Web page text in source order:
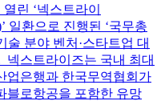
린 ‘넥스트라이
일환으로 진행된 ‘국무총
술 분야 벤처·스타트업 대
넥스트라이즈는 국내 최대
업은행과 한국무역협회가
블로항공을 포함한 유망